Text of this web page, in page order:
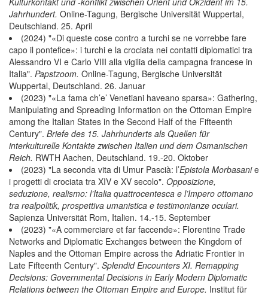
Jahrhundert. Online-Tagung, Bergische Universität Wuppertal,
Deutschland. 25. April
(2024) "«Di queste cose contro a turchi se ne vorrebbe fare
capo il pontefice»: i turchi e la crociata nei contatti diplomatici tra
Alessandro VI e Carlo VIII alla vigilia della campagna francese in
Italia". Papstzoom. Online-Tagung, Bergische Universität
Wuppertal, Deutschland. 26. Januar
(2023) "«La fama ch’e’ Venetiani haveano sparsa»: Gathering,
Manipulating and Spreading Information on the Ottoman Empire
among the Italian States in the Second Half of the Fifteenth
Century". Briefe des 15. Jahrhunderts als Quellen für
interkulturelle Kontakte zwischen Italien und dem Osmanischen
Reich. RWTH Aachen, Deutschland. 19.-20. Oktober
(2023) "La seconda vita di Umur Pascià: l’Epistola Morbasanie
i progetti di crociata tra XIV e XV secolo". Opposizione,
seduzione, realismo: l’Italia quattrocentesca e l’Impero ottomano
tra realpolitik, prospettiva umanistica e testimonianze oculari.
Sapienza Universität Rom, Italien. 14.-15. September
(2023) "«A commerciare et far faccende»: Florentine Trade
Networks and Diplomatic Exchanges between the Kingdom of
Naples and the Ottoman Empire across the Adriatic Frontier in
Late Fifteenth Century". Splendid Encounters XI. Remapping
Decisions: Governmental Decisions in Early Modern Diplomatic
Relations between the Ottoman Empire and Europe. Institut für